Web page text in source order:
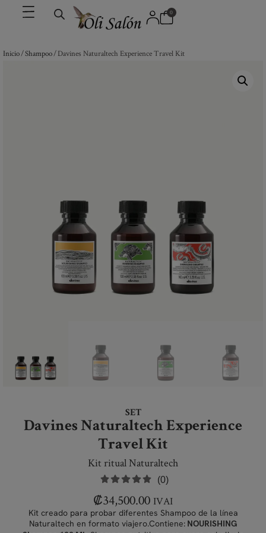
0
Inicio/Shampoo/ Davines Naturaltech Experience Travel Kit
SET
Davines Naturaltech Experience
Travel Kit
Kit ritual Naturaltech
(0)
₡34,500.00 IVAI
Kit creado para probar diferentes Shampoo de la línea
Naturaltech en formato viajero.Contiene: NOURISHING